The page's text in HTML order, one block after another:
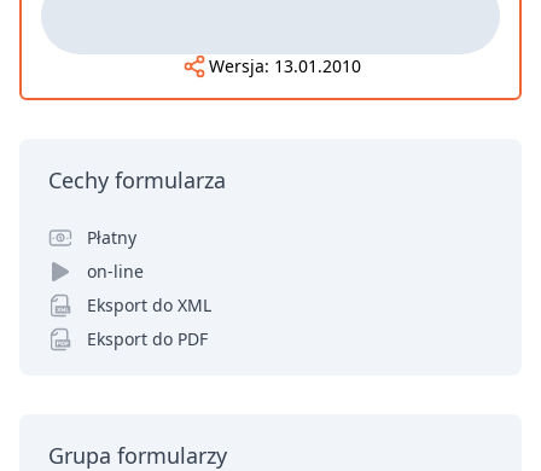
Wersja: 13.01.2010
Cechy formularza
Płatny
on-line
Eksport do XML
Eksport do PDF
Grupa formularzy